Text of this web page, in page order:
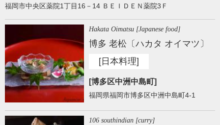
福岡市中央区薬院1丁目16－14 ＢＥＩＤＥＮ薬院3Ｆ
Hakata Oimatsu [Japanese food]
博多 老松〔ハカタ オイマツ〕
[日本料理]
[博多区中洲中島町]
福岡県福岡市博多区中洲中島町4-1
106 southindian [curry]